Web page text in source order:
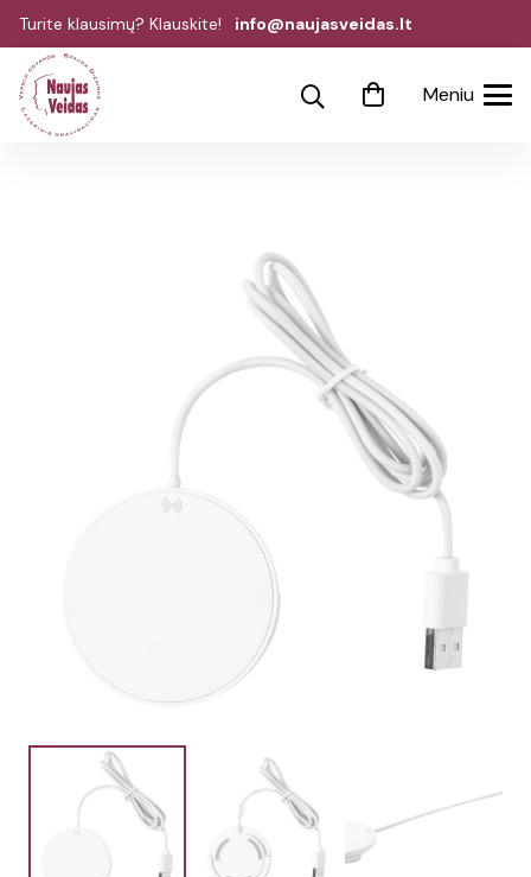
Turite klausimų? Klauskite! info@naujasveidas.lt
Meniu